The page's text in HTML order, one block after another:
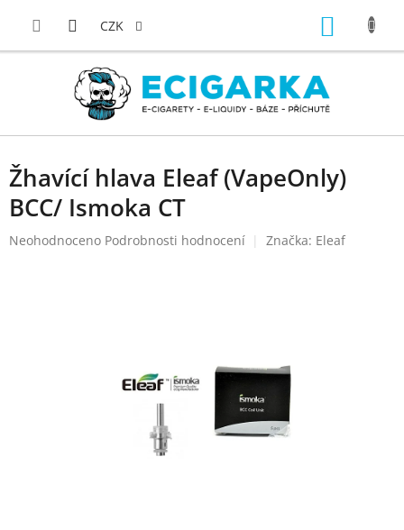
CZK
Žhavící hlava Eleaf (VapeOnly)
BCC/ Ismoka CT
Průměrné
Neohodnoceno Podrobnosti hodnocení Značka: Eleaf